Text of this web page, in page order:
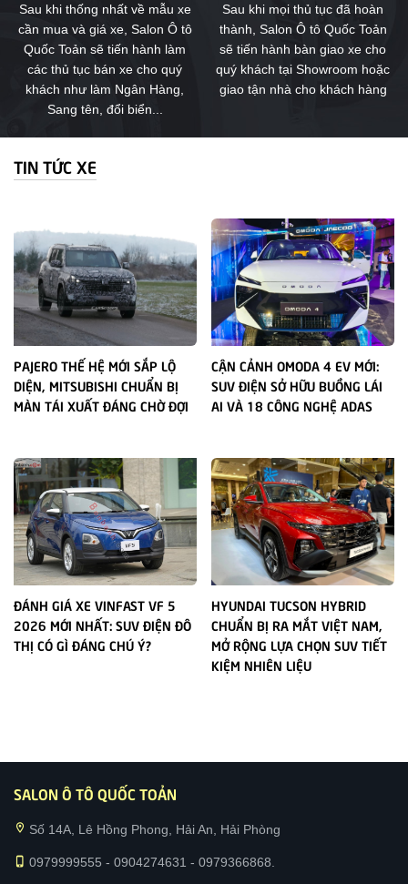
Sau khi thống nhất về mẫu xe
cần mua và giá xe, Salon Ô tô
Quốc Toản sẽ tiến hành làm
các thủ tục bán xe cho quý
khách như làm Ngân Hàng,
Sang tên, đổi biển...
Sau khi mọi thủ tục đã hoàn
thành, Salon Ô tô Quốc Toản
sẽ tiến hành bàn giao xe cho
quý khách tại Showroom hoặc
giao tận nhà cho khách hàng
TIN TỨC XE
PAJERO THẾ HỆ MỚI SẮP LỘ
DIỆN, MITSUBISHI CHUẨN BỊ
MÀN TÁI XUẤT ĐÁNG CHỜ ĐỢI
CẬN CẢNH OMODA 4 EV MỚI:
SUV ĐIỆN SỞ HỮU BUỒNG LÁI
AI VÀ 18 CÔNG NGHỆ ADAS
ĐÁNH GIÁ XE VINFAST VF 5
2026 MỚI NHẤT: SUV ĐIỆN ĐÔ
THỊ CÓ GÌ ĐÁNG CHÚ Ý?
HYUNDAI TUCSON HYBRID
CHUẨN BỊ RA MẮT VIỆT NAM,
MỞ RỘNG LỰA CHỌN SUV TIẾT
KIỆM NHIÊN LIỆU
SALON Ô TÔ QUỐC TOẢN
location_on Số 14A, Lê Hồng Phong, Hải An, Hải Phòng
phone_iphone 0979999555 - 0904274631 - 0979366868.